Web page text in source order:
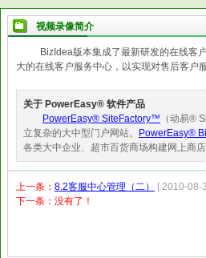
视频录像简介
BizIdea版本集成了最新研发的在线客
大的在线客户服务中心，以实现对售后客户
关于 PowerEasy® 软件产品
PowerEasy® SiteFactory™ （动易®
立复杂的大中型门户网站。
PowerEasy®
各类大中企业、超市百货商场构建网上商店
上一条： 8.2客服中心管理（二）
[ 2010-08-
下一条：没有了！